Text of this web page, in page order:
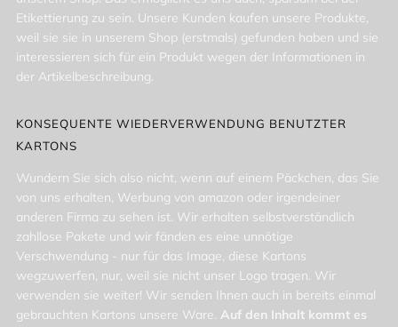
Etikettierung zu sein. Unsere Kunden kaufen unsere Produkte,
weil sie sie in unserem Shop (erstmals) gefunden haben und sie
interessieren sich für ein Produkt wegen der Informationen in
der Artikelbeschreibung.
KONSEQUENTE WIEDERVERWENDUNG BENUTZTER
KARTONS
Wundern Sie sich also nicht, wenn auf einem Päckchen, das Sie
von uns erhalten, Werbung von amazon oder irgendeiner
anderen Firma zu sehen ist. Wir erhalten selbstverständlich
zahllose Pakete und wir fänden es eine unnötige
Verschwendung - nur für das Image, diese Kartons
wegzuwerfen, nur, weil sie nicht unser Logo tragen. Wir
verwenden sie weiter! Wir senden Ihnen auch in bereits einmal
gebrauchten Kartons unsere Ware. Auf den Inhalt kommt es